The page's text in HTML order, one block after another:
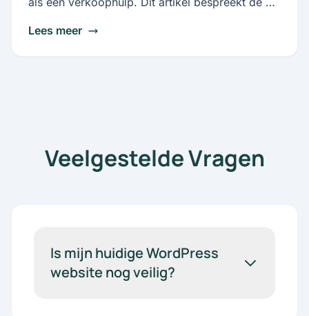
ze kunt rechtzetten om van je website een
Lees meer
Veelgestelde Vragen
Is mijn huidige WordPress
website nog veilig?